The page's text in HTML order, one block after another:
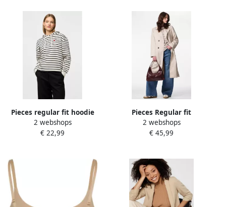
Pieces regular fit hoodie
van katoenmix model
'CHILLI'
2 webshops
€ 22,99
Pieces Regular fit
trenchcoat met tailleriem
om te strikken Model
2 webshops
€ 45,99